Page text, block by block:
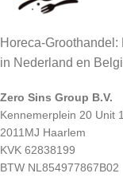
Horeca-
in Nederland en
Zero Sins Group B.V.
Kennemerplein 20 Unit
2011MJ Haarlem
KVK 62838199
BTW NL854977867B02